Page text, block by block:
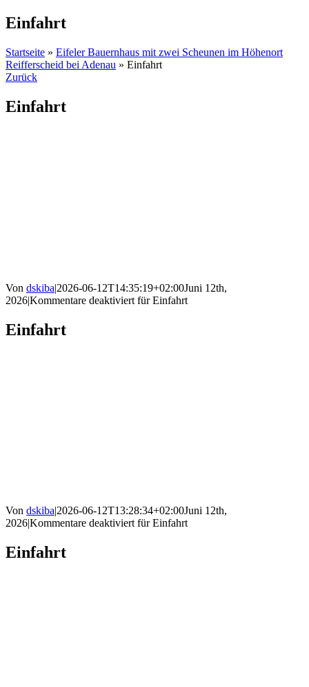
Einfahrt
Startseite » Eifeler Bauernhaus mit zwei Scheunen im Höhenort
Reifferscheid bei Adenau » Einfahrt
Zurück
Einfahrt
Von dskiba|2026-06-12T14:35:19+02:00Juni 12th,
2026|Kommentare deaktiviert für Einfahrt
Einfahrt
Von dskiba|2026-06-12T13:28:34+02:00Juni 12th,
2026|Kommentare deaktiviertfür Einfahrt
Einfahrt